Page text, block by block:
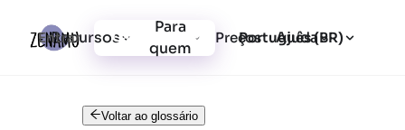
Recursos
Para
quem
Preços Ajuda
Entrar Cadastrar-se Português (BR)
Voltar ao glossário